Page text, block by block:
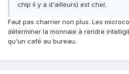
chip il y a d'ailleurs) est cher.
Faut pas charrier non plus. Les
déterminer la monnaie à rendre
qu'un café au bureau.